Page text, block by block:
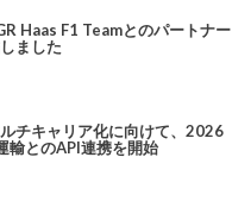
Haas F1 Teamとのパートナー
ました
ルチキャリア化に向けて、2026
輸とのAPI連携を開始